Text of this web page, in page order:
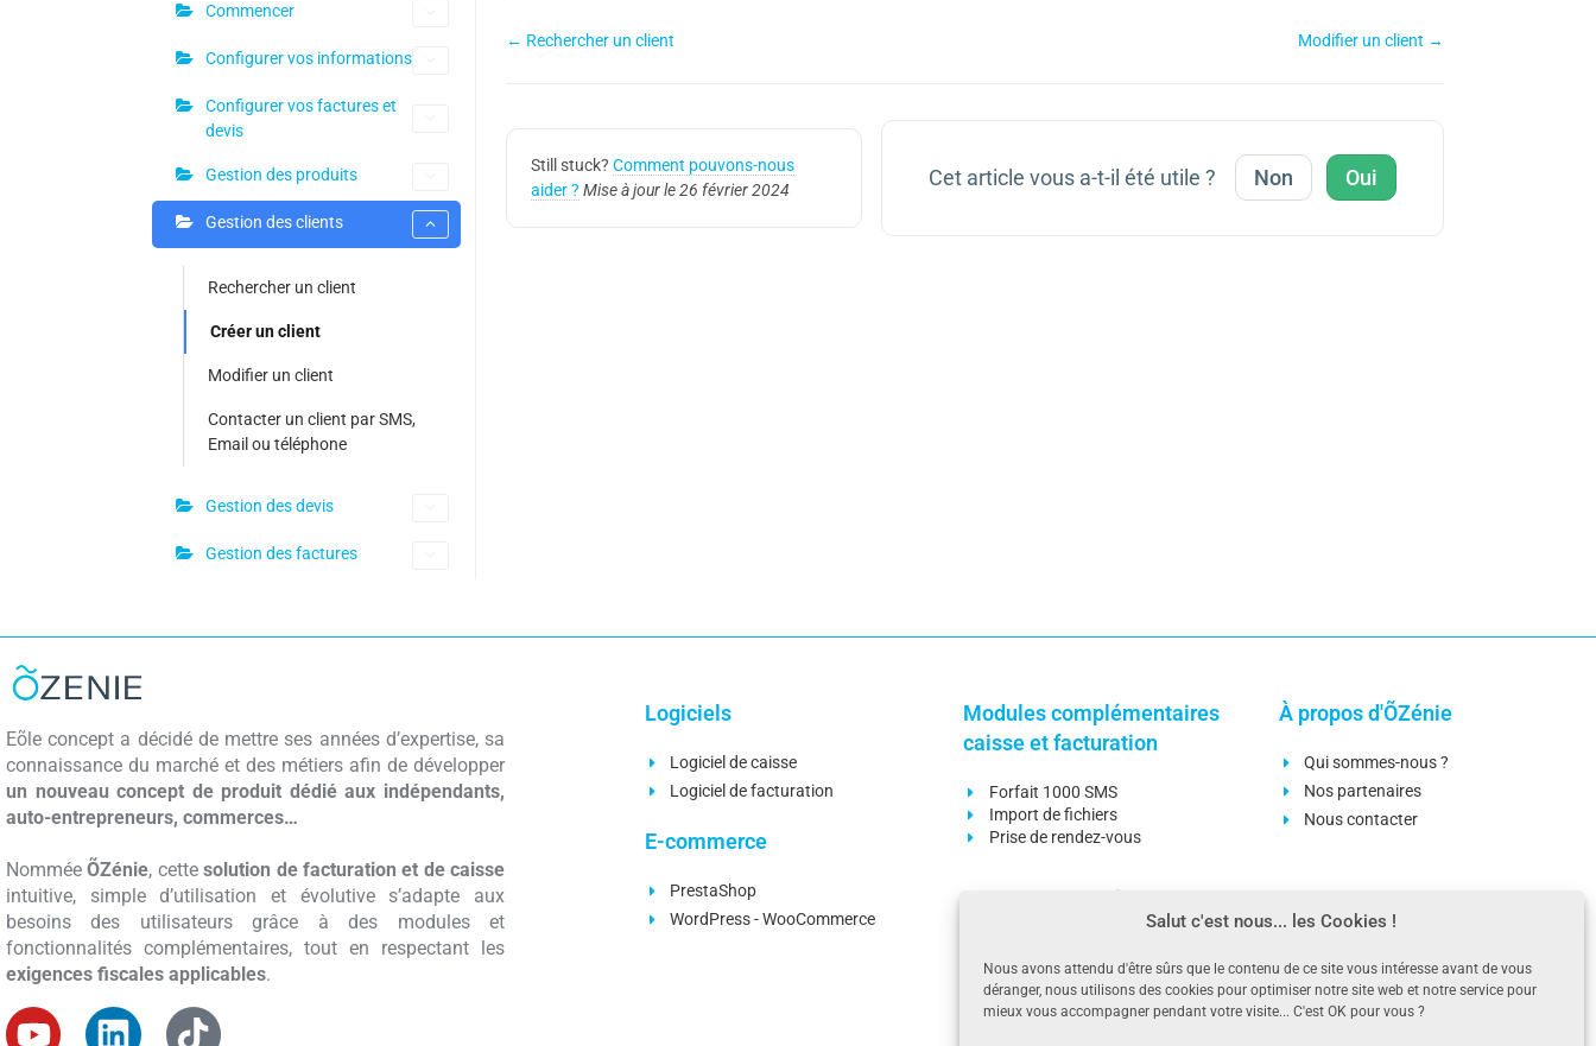
Salut c'est nous... les Cookies !
Nous avons attendu d'être sûrs que le contenu de ce site vous intéresse avant de vous
déranger, nous utilisons des cookies pour optimiser notre site web et notre service pour
mieux vous accompagner pendant votre visite... C'est OK pour vous ?
Commencer
Configurer vos informations
Configurer vos factures et
devis
Gestion des produits
Gestion des clients
Rechercher un client
Créer un client
Modifier un client
Contacter un client par SMS,
Email ou téléphone
Gestion des devis
Gestion des factures
← Rechercher un client Modifier un client →
Still stuck? Comment pouvons-nous
aider ? Mise à jour le 26 février 2024 Cet article vous a-t-il été utile ? Non Oui
Eõle concept a décidé de mettre ses années d’expertise, sa
connaissance du marché et des métiers afin de développer
un nouveau concept de produit dédié aux indépendants,
auto-entrepreneurs, commerces…
NomméeÕZénie, cettesolution de facturation et de caisse
intuitive, simple d’utilisation et évolutive s’adapte aux
besoins des utilisateurs grâce à des modules et
fonctionnalités complémentaires, tout en respectant les
exigences fiscales applicables.
Logiciels
Logiciel de caisse
Logiciel de facturation
E-commerce
PrestaShop
WordPress - WooCommerce
Modules complémentaires
caisse et facturation
Forfait 1000 SMS
Import de fichiers
Prise de rendez-vous
Gestion des stocks
Liaison comptable
À propos d'ÕZénie
Qui sommes-nous ?
Nos partenaires
Nous contacter
Téléchargements
Questions fréquentes